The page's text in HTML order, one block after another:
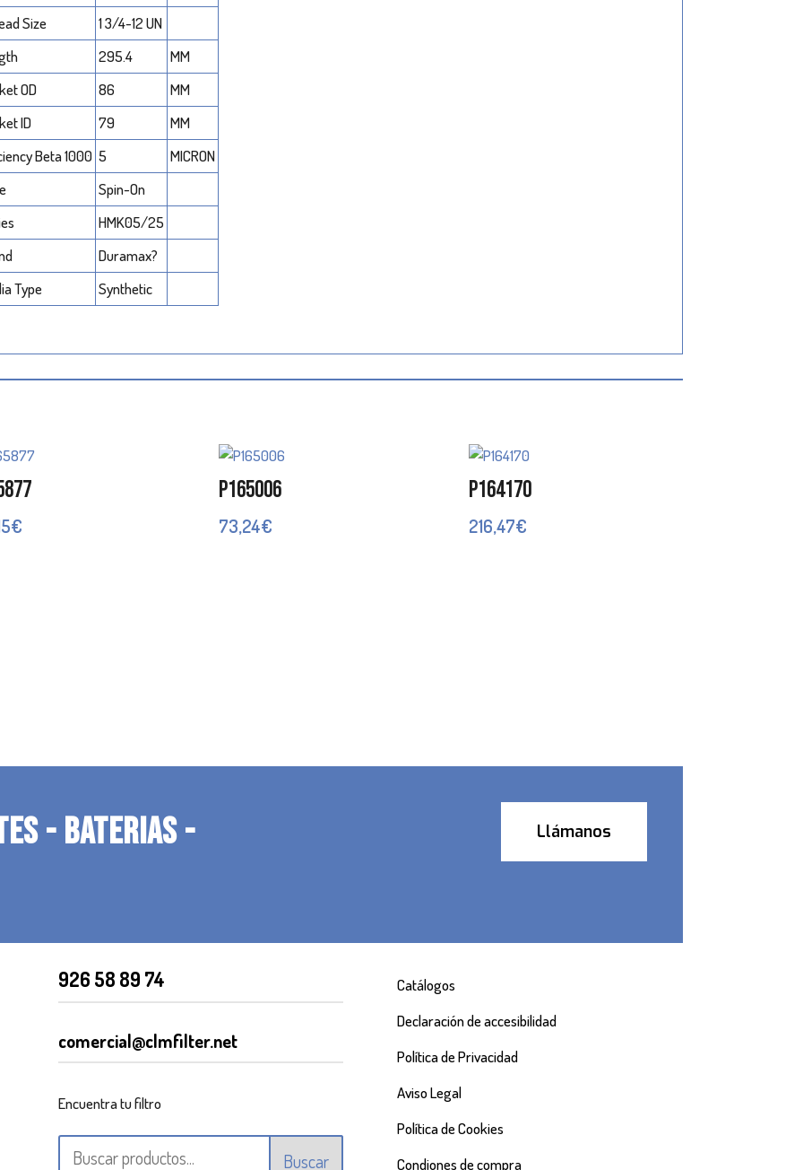
Size
1 3/4-12 UN
295.4
MM
OD 86
MM
ID 79
MM
Beta 1000 5
MICRON
Spin-On
HMK05/25
Duramax?
Type Synthetic
€
P165006
73,24€
P164170
216,47€
- BATERIAS -
Llámanos
926 58 89 74
comercial@clmfilter.net
Encuentra tu filtro
Buscar
Catálogos
Declaración de accesibilidad
Política de Privacidad
Aviso Legal
Política de Cookies
Condiones de compra